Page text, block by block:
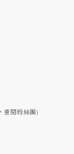
閱粉絲團)